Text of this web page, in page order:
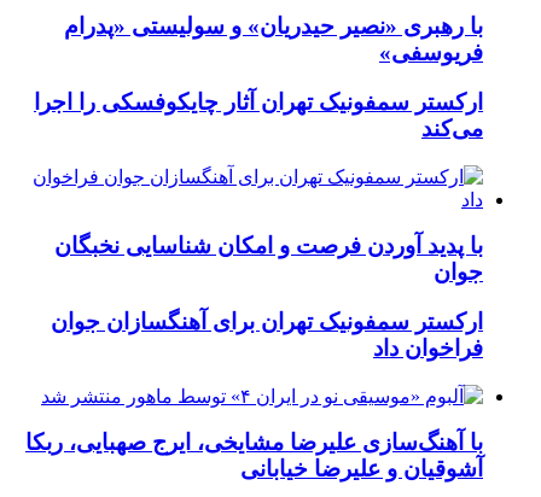
با رهبری «نصیر حیدریان» و سولیستی «پدرام
فریوسفی»
ارکستر سمفونیک تهران آثار چایکوفسکی را اجرا
می‌کند
با پدید آوردن فرصت و امکان شناسایی نخبگان
جوان
ارکستر سمفونیک تهران برای آهنگسازان جوان
فراخوان داد
با آهنگ‌سازی علیرضا مشایخی، ایرج صهبایی، ربکا
آشوقیان و علیرضا خیابانی